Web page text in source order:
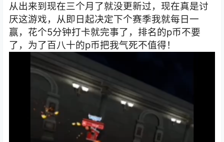
从出来到现在三个月了就没更新过，现在真是讨
厌这游戏，从即日起决定下个赛季我就每日一
赢，花个5分钟打卡就完事了，排名的p币不要
了，为了百八十的p币把我气死不值得！